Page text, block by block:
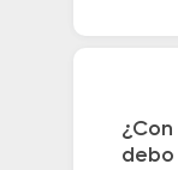
debo